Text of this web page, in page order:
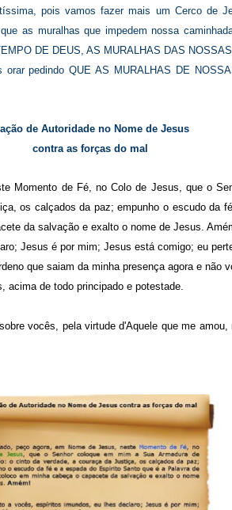
pois vamos fazer mais um Cerco de
as muralhas que impedem nossa
DE DEUS, AS MURALHAS DAS
pedindo QUE AS MURALHAS DE
de Autoridade no Nome de Jesus
contra as forças do mal
Momento de Fé, no Colo de Jesus, que o
os calçados da paz; empunho o escudo da
da salvação e exalto o nome de Jesus.
Jesus é por mim; Jesus está comigo; eu
que saiam da minha presença agora e não
acima de todo principado e potestade.
vocês, pela virtude d'Aquele que me